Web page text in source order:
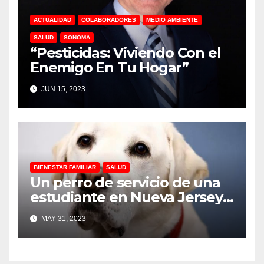
ACTUALIDAD COLABORADORES MEDIO AMBIENTE
SALUD SONOMA
“Pesticidas: Viviendo Con el
Enemigo En Tu Hogar”
JUN 15, 2023
BIENESTAR FAMILIAR SALUD
Un perro de servicio de una
estudiante en Nueva Jersey
recibió un diploma en la
ceremonia de graduación
MAY 31, 2023